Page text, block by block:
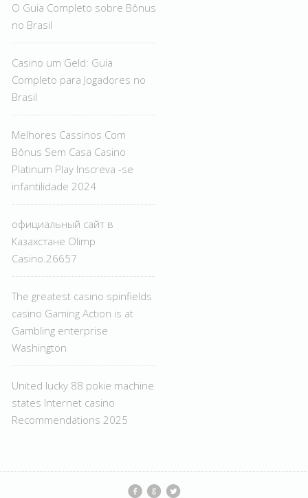
O Guia Completo sobre Bônus
no Brasil
Casino um Geld: Guia
Completo para Jogadores no
Brasil
Melhores Cassinos Com
Bônus Sem Casa Casino
Platinum Play Inscreva -se
infantilidade 2024
официальный сайт в
Казахстане Olimp
Casino.26657
The greatest casino spinfields
casino Gaming Action is at
Gambling enterprise
Washington
United lucky 88 pokie machine
states Internet casino
Recommendations 2025